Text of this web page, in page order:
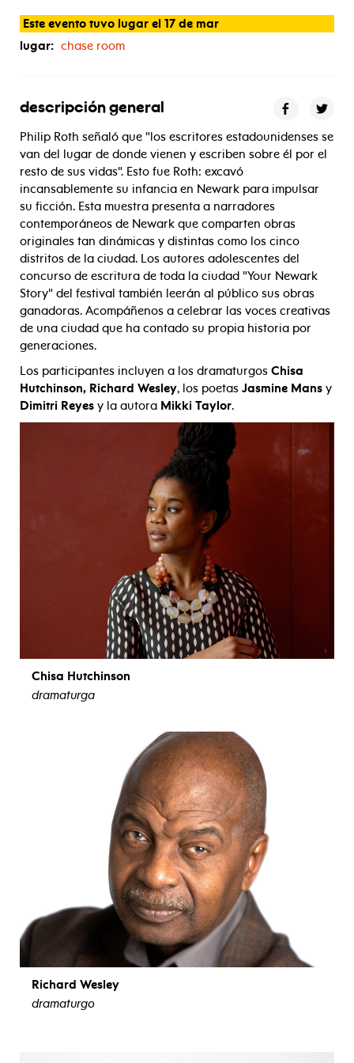
Este evento tuvo lugar el 17 de mar
lugar: chase room
descripción general
Philip Roth señaló que "los escritores estadounidenses se
van del lugar de donde vienen y escriben sobre él por el
resto de sus vidas". Esto fue Roth: excavó
incansablemente su infancia en Newark para impulsar
su ficción. Esta muestra presenta a narradores
contemporáneos de Newark que comparten obras
originales tan dinámicas y distintas como los cinco
distritos de la ciudad. Los autores adolescentes del
concurso de escritura de toda la ciudad "Your Newark
Story" del festival también leerán al público sus obras
ganadoras. Acompáñenos a celebrar las voces creativas
de una ciudad que ha contado su propia historia por
generaciones.
Los participantes incluyen a los dramaturgos Chisa
Hutchinson, Richard Wesley, los poetas Jasmine Mans y
Dimitri Reyes y la autora Mikki Taylor.
Chisa Hutchinson
dramaturga
Richard Wesley
dramaturgo